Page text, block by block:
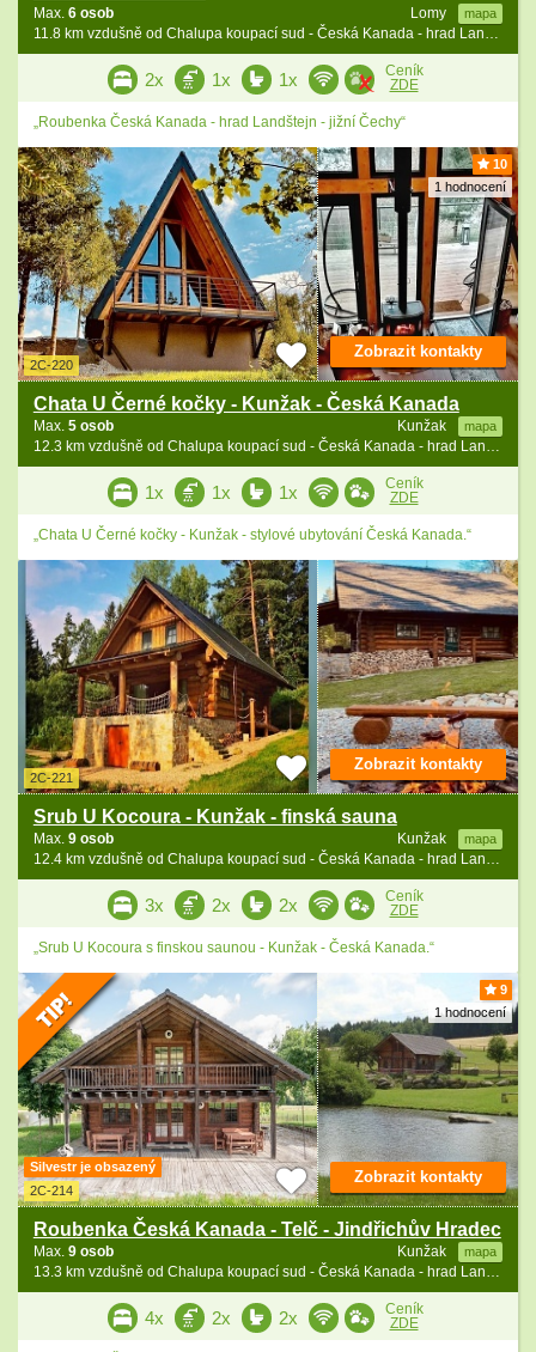
Lomy mapa
Max. 6 osob
11.8 km vzdušně od Chalupa koupací sud - Česká Kanada - hrad Landštejn
2x 1x 1x
Ceník
ZDE
„Roubenka Česká Kanada - hrad Landštejn - jižní Čechy“
10
1 hodnocení
2C-220
Chata U Černé kočky - Kunžak - Česká Kanada
Kunžak mapa
Max. 5 osob
12.3 km vzdušně od Chalupa koupací sud - Česká Kanada - hrad Landštejn
Zobrazit kontakty
1x 1x 1x
Ceník
ZDE
„Chata U Černé kočky - Kunžak - stylové ubytování Česká Kanada.“
2C-221
Srub U Kocoura - Kunžak - finská sauna
Kunžak mapa
Max. 9 osob
12.4 km vzdušně od Chalupa koupací sud - Česká Kanada - hrad Landštejn
Zobrazit kontakty
3x 2x 2x
Ceník
ZDE
„Srub U Kocoura s finskou saunou - Kunžak - Česká Kanada.“
9
1 hodnocení
Silvestr je obsazený
2C-214
Roubenka Česká Kanada - Telč - Jindřichův Hradec
Kunžak mapa
Max. 9 osob
13.3 km vzdušně od Chalupa koupací sud - Česká Kanada - hrad Landštejn
Zobrazit kontakty
4x 2x 2x
Ceník
ZDE